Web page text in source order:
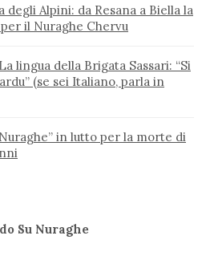
degli Alpini: da Resana a Biella la
il Nuraghe Chervu
La lingua della Brigata Sassari: “Si
(se sei Italiano, parla in
Nuraghe” in lutto per la morte di
Su Nuraghe